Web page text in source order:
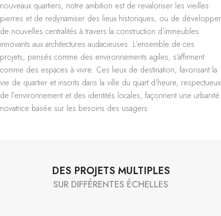
nouveaux quartiers, notre ambition est de revaloriser les vieilles
pierres et de redynamiser des lieux historiques, ou de développer
de nouvelles centralités à travers la construction d’immeubles
innovants aux architectures audacieuses. L’ensemble de ces
projets, pensés comme des environnements agiles, s’affirment
comme des espaces à vivre. Ces lieux de destination, favorisant la
vie de quartier et inscrits dans la ville du quart d’heure, respectueux
de l’environnement et des identités locales, façonnent une urbanité
novatrice basée sur les besoins des usagers.
DES PROJETS MULTIPLES
SUR DIFFÉRENTES ÉCHELLES